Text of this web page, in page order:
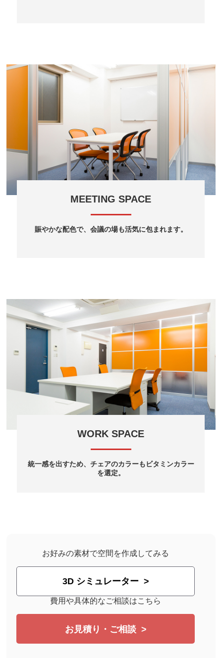
MEETING SPACE
賑やかな配色で、会議の場も活気に包まれます。
WORK SPACE
統一感を出すため、チェアのカラーもビタミンカラー
を選定。
お好みの素材で空間を作成してみる
3D シミュレーター
費用や具体的なご相談はこちら
お見積り・ご相談